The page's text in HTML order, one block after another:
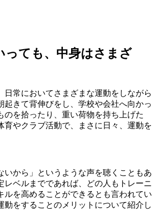
っても、中身はさまざ
常においてさまざまな運動をしながら
起きて背伸びをし、学校や会社へ向かっ
のを拾ったり、重い荷物を持ち上げた
育やクラブ活動で、まさに日々、運動を
いから」というような声を聴くこともあ
レベルまでであれば、どの人もトレーニ
ルを高めることができるとも言われてい
動をすることのメリットについて紹介し